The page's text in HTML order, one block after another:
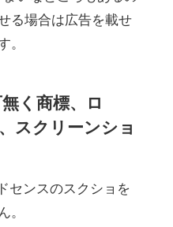
る場合は広告を載せ
。
く商標、ロ
スクリーンショ
センスのスクショを
。